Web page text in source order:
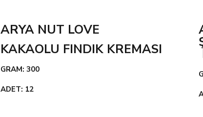
ARYA NUT LOVE
KAKAOLU FINDIK KREMASI
GRAM: 300
ADET: 12